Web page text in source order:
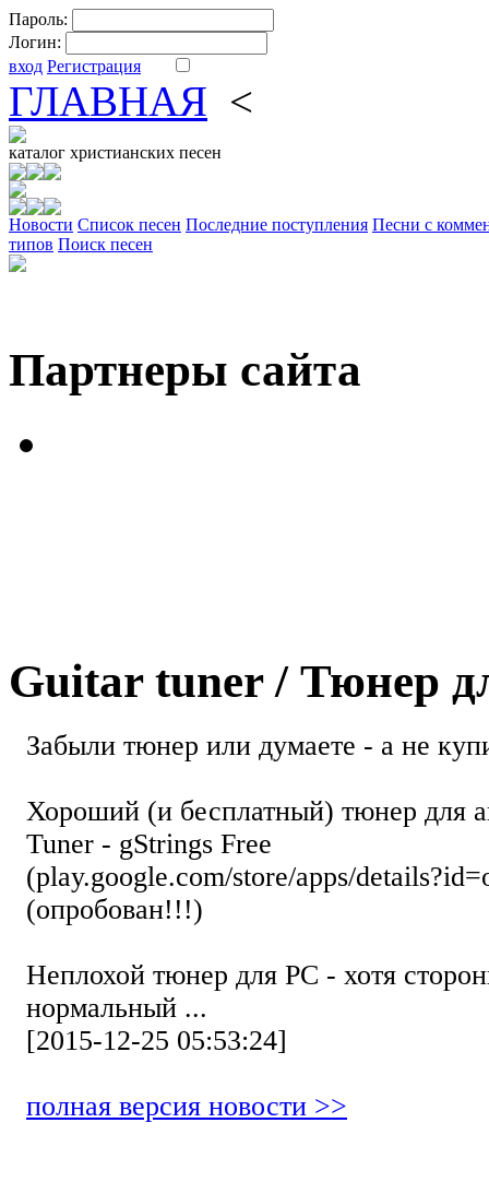
Пароль:
Логин:
вход Регистрация
ГЛАВНАЯ <
каталог христианских песен
Новости Cписок песен Последние поступления Песни с
типов Поиск песен
Партнеры сайта
Guitar tuner / Тюнер
Забыли тюнер или думаете - а не
Хороший (и бесплатный) тюнер для
Tuner - gStrings Free
(play.google.com/store/apps/
(опробован!!!)
Неплохой тюнер для РС - хотя
нормальный ...
[2015-12-25 05:53:24]
полная версия новости >>